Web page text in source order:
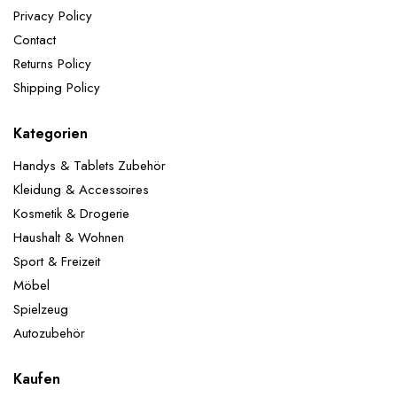
Jubiläumsfeiern, tägliche Dekorationen usw.
Lieferumfang:
Gold 2x 32" Zahlen Folienballons 5x 12"Gold
Konfetti-Ballons 5x 12"Schwarz-Ballons 5x 12"Gold-
Ballons
Jahren geeignet.
Privacy Policy
Contact
Returns Policy
Shipping Policy
Kategorien
Handys & Tablets Zubehör
Kleidung & Accessoires
Kosmetik & Drogerie
Haushalt & Wohnen
Sport & Freizeit
Möbel
Spielzeug
Autozubehör
Kaufen